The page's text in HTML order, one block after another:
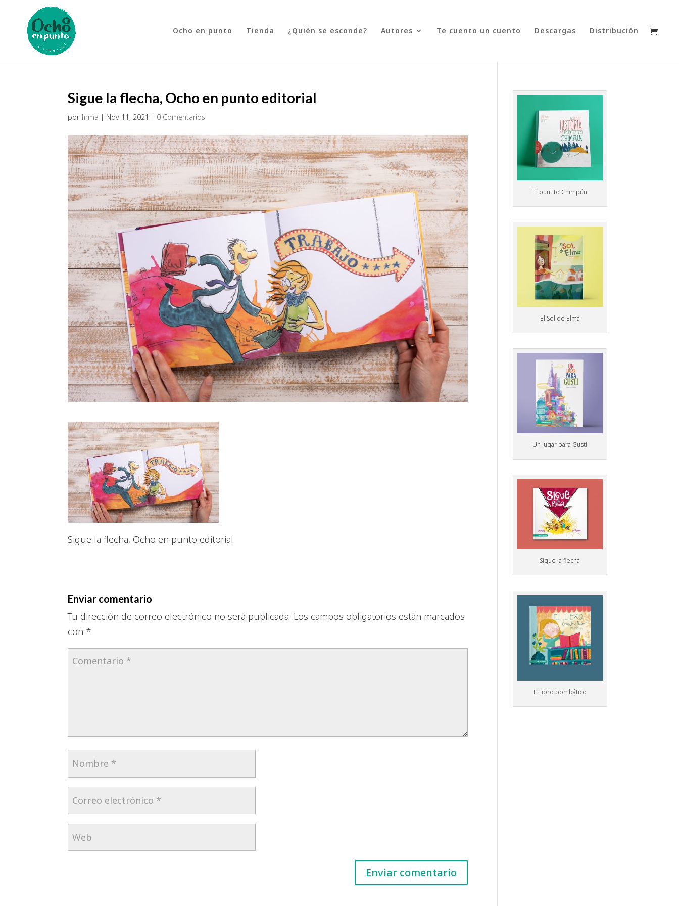
Ocho en punto Tienda ¿Quién se esconde? Autores Te cuento un cuento Descargas Distribución
Sigue la flecha, Ocho en punto editorial
por Inma | Nov 11, 2021 | 0 Comentarios
Sigue la flecha, Ocho en punto editorial
Enviar comentario
Tu dirección de correo electrónico no será publicada. Los campos obligatorios están marcados
con *
El puntito Chimpún
El Sol de Elma
Un lugar para Gusti
Sigue la flecha
El libro bombático